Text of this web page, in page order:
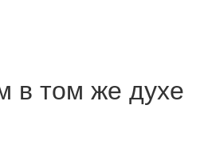
в том же духе